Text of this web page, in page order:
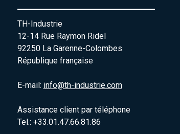
TH-Industrie
12-14 Rue Raymon Ridel
92250 La Garenne-Colombes
République française
E-mail: info@th-industrie.com
Assistance client par téléphone
Tel.: +33.01.47.66.81.86